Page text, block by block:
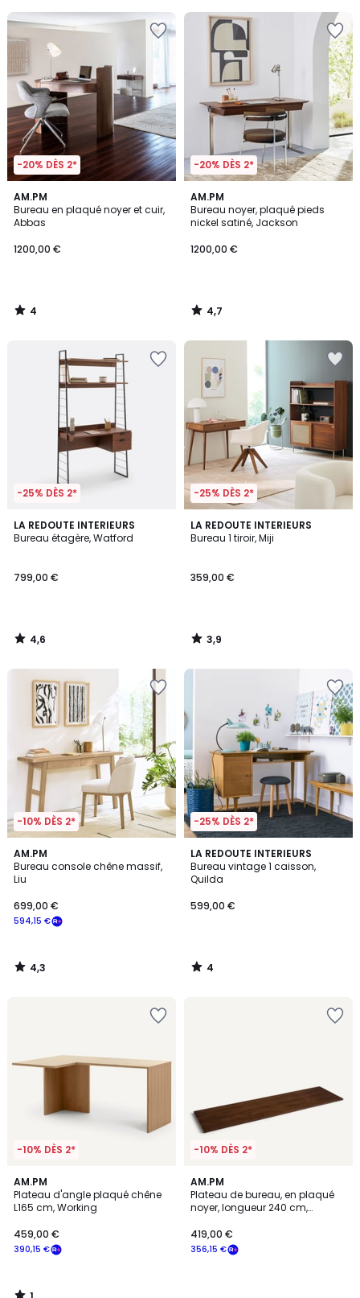
-20% DÈS 2*
AM.PM
Bureau en plaqué noyer et cuir,
Abbas
1200,00 €
4
/
5
4
/
-20% DÈS 2*
AM.PM
Bureau noyer, plaqué pieds
nickel satiné, Jackson
1200,00 €
4,7
/ 5
4,7
/
-25% DÈS 2*
LA REDOUTE INTERIEURS
Bureau étagère, Watford
799,00 €
4,6
/ 5
4,6
/
-25% DÈS 2*
LA REDOUTE INTERIEURS
Bureau 1 tiroir, Miji
359,00 €
3,9
/ 5
3,9
/
-10% DÈS 2*
AM.PM
Bureau console chêne massif,
Liu
594,15 €
699,00 €
4,3
/ 5
4,3
/
-25% DÈS 2*
LA REDOUTE INTERIEURS
Bureau vintage 1 caisson,
Quilda
599,00 €
4
/
5
4
/
-10% DÈS 2*
AM.PM
Plateau d'angle plaqué chêne
L165 cm, Working
390,15 €
459,00 €
1
/
5
-10% DÈS 2*
AM.PM
Plateau de bureau, en plaqué
noyer, longueur 240 cm,
356,15 €
419,00 €